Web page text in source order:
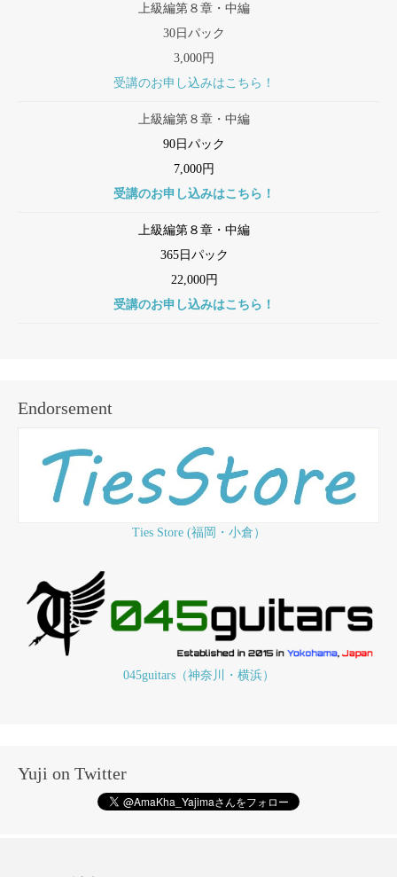
上級編第８章・中編
30日パック
3,000円
受講のお申し込みはこちら！
上級編第８章・中編
90日パック
7,000円
受講のお申し込みはこちら！
上級編第８章・中編
365日パック
22,000円
受講のお申し込みはこちら！
Endorsement
Ties Store (福岡・小倉）
045guitars（神奈川・横浜）
Yuji on Twitter